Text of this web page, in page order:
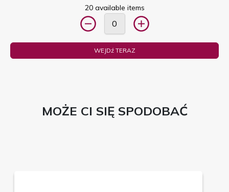
20 available items
WEJDź TERAZ
MOŻE CI SIĘ SPODOBAĆ